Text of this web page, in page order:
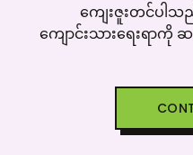
ကျေးဇူးတင်ပါသည်
ကျောင်းသား‌ရေးရာကို